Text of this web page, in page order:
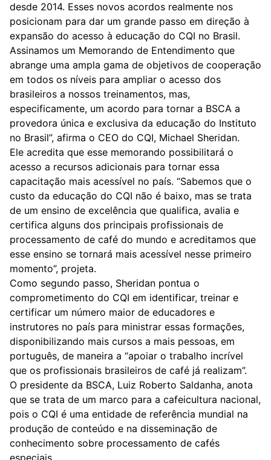
desde 2014. Esses novos acordos realmente nos
posicionam para dar um grande passo em direção à
expansão do acesso à educação do CQI no Brasil.
Assinamos um Memorando de Entendimento que
abrange uma ampla gama de objetivos de cooperação
em todos os níveis para ampliar o acesso dos
brasileiros a nossos treinamentos, mas,
especificamente, um acordo para tornar a BSCA a
provedora única e exclusiva da educação do Instituto
no Brasil”, afirma o CEO do CQI, Michael Sheridan.
Ele acredita que esse memorando possibilitará o
acesso a recursos adicionais para tornar essa
capacitação mais acessível no país. “Sabemos que o
custo da educação do CQI não é baixo, mas se trata
de um ensino de excelência que qualifica, avalia e
certifica alguns dos principais profissionais de
processamento de café do mundo e acreditamos que
esse ensino se tornará mais acessível nesse primeiro
momento”, projeta.
Como segundo passo, Sheridan pontua o
comprometimento do CQI em identificar, treinar e
certificar um número maior de educadores e
instrutores no país para ministrar essas formações,
disponibilizando mais cursos a mais pessoas, em
português, de maneira a “apoiar o trabalho incrível
que os profissionais brasileiros de café já realizam”.
O presidente da BSCA, Luiz Roberto Saldanha, anota
que se trata de um marco para a cafeicultura nacional,
pois o CQI é uma entidade de referência mundial na
produção de conteúdo e na disseminação de
conhecimento sobre processamento de cafés
especiais.